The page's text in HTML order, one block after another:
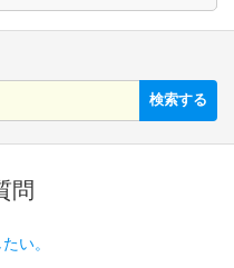
検索する
問
い。